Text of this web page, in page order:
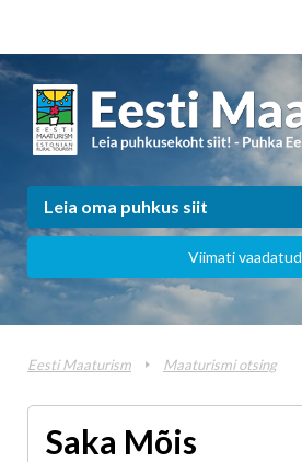
Viimati vaadatud
Eesti Maaturism Maaturismi otsing
Saka Mõis